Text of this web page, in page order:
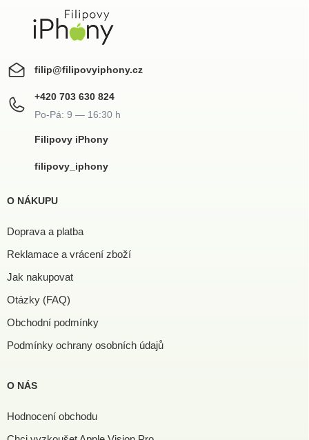
filip@filipovyiphony.cz
+420 703 630 824
Filipovy iPhony
filipovy_iphony
O NÁKUPU
Doprava a platba
Reklamace a vrácení zboží
Jak nakupovat
Otázky (FAQ)
Obchodní podmínky
Podmínky ochrany osobních údajů
O NÁS
Hodnocení obchodu